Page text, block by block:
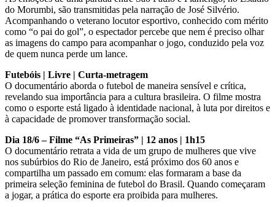
do Morumbi, são transmitidas pela narração de José Silvério.
Acompanhando o veterano locutor esportivo, conhecido com mérito
como “o pai do gol”, o espectador percebe que nem é preciso olhar
as imagens do campo para acompanhar o jogo, conduzido pela voz
de quem nunca perde um lance.
Futebóis | Livre | Curta-metragem
O documentário aborda o futebol de maneira sensível e crítica,
revelando sua importância para a cultura brasileira. O filme mostra
como o esporte está ligado à identidade nacional, à luta por direitos e
à capacidade de promover transformação social.
Dia 18/6 – Filme “As Primeiras” | 12 anos | 1h15
O documentário retrata a vida de um grupo de mulheres que vive
nos subúrbios do Rio de Janeiro, está próximo dos 60 anos e
compartilha um passado em comum: elas formaram a base da
primeira seleção feminina de futebol do Brasil. Quando começaram
a jogar, a prática do esporte era proibida para mulheres.